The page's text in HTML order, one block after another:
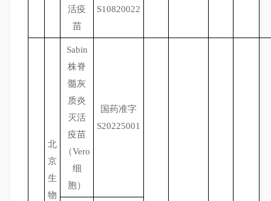
活疫
苗
S10820022
北
京
生
物
Sabin
株脊
髓灰
质炎
灭活
疫苗
（Vero
细
胞）
国药准字
S20225001